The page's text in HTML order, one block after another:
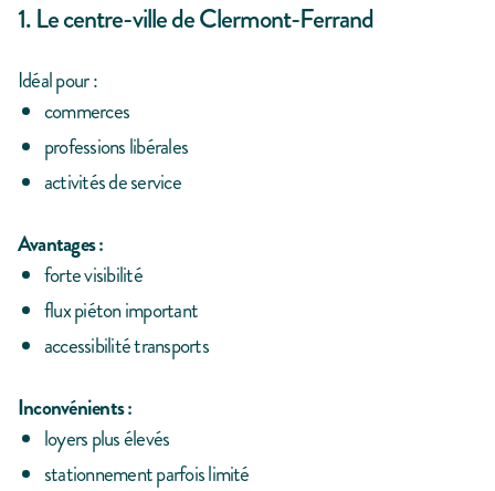
1. Le centre-ville de Clermont-Ferrand
Idéal pour :
commerces
professions libérales
activités de service
Avantages :
forte visibilité
flux piéton important
accessibilité transports
Inconvénients :
loyers plus élevés
stationnement parfois limité